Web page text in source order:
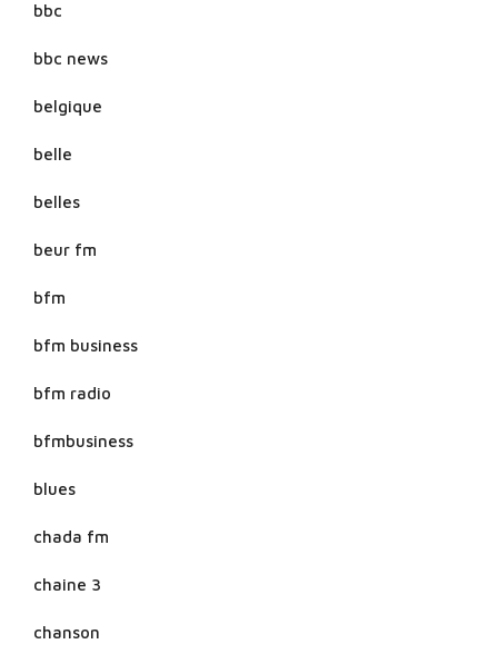
bbc
bbc news
belgique
belle
belles
beur fm
bfm
bfm business
bfm radio
bfmbusiness
blues
chada fm
chaine 3
chanson